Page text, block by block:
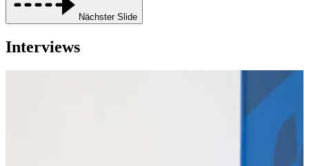
Nächster Slide
Interviews